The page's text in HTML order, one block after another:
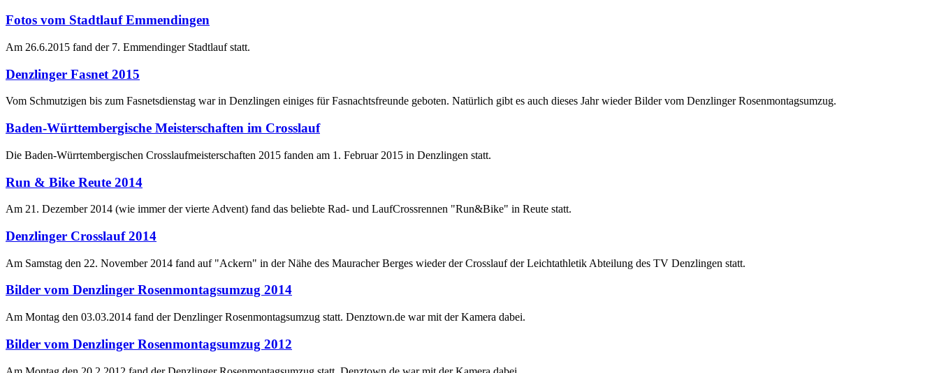
Fotos vom Stadtlauf Emmendingen
Am 26.6.2015 fand der 7. Emmendinger Stadtlauf statt.
Denzlinger Fasnet 2015
Vom Schmutzigen bis zum Fasnetsdienstag war in Denzlingen einiges für Fasnachtsfreunde geboten. Natürlich gibt es auch dieses Jahr wieder Bilder vom Denzlinger Rosenmontagsumzug.
Baden-Württembergische Meisterschaften im Crosslauf
Die Baden-Würrtembergischen Crosslaufmeisterschaften 2015 fanden am 1. Februar 2015 in Denzlingen statt.
Run & Bike Reute 2014
Am 21. Dezember 2014 (wie immer der vierte Advent) fand das beliebte Rad- und LaufCrossrennen "Run&Bike" in Reute statt.
Denzlinger Crosslauf 2014
Am Samstag den 22. November 2014 fand auf "Ackern" in der Nähe des Mauracher Berges wieder der Crosslauf der Leichtathletik Abteilung des TV Denzlingen statt.
Bilder vom Denzlinger Rosenmontagsumzug 2014
Am Montag den 03.03.2014 fand der Denzlinger Rosenmontagsumzug statt. Denztown.de war mit der Kamera dabei.
Bilder vom Denzlinger Rosenmontagsumzug 2012